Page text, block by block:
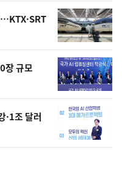
장 규모
·1조 달러